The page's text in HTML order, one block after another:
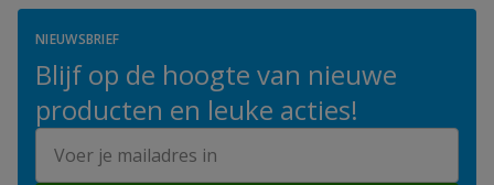
NIEUWSBRIEF
Blijf op de hoogte van nieuwe
producten en leuke acties!